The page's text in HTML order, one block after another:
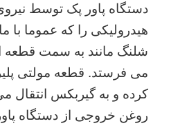
دستگاه پاور پک توسط
هیدرولیکی را که عموما
شلنگ مانند به سمت قطعه
می فرستد. قطعه مولتی
کرده و به گیربکس انتقال
روغن خروجی از دستگاه